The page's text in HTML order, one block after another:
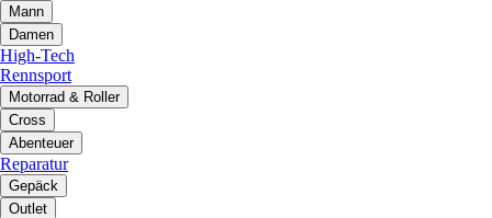
Mann
Damen
High-Tech
Rennsport
Motorrad & Roller
Cross
Abenteuer
Reparatur
Gepäck
Outlet